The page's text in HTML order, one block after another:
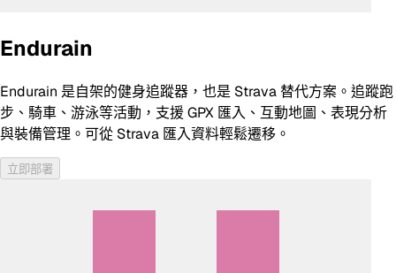
Endurain
Endurain 是自架的健身追蹤器，也是 Strava 替代方案。追蹤跑
步、騎車、游泳等活動，支援 GPX 匯入、互動地圖、表現分析
與裝備管理。可從 Strava 匯入資料輕鬆遷移。
立即部署